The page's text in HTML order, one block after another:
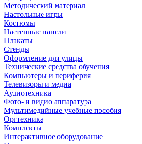
Методический материал
Настольные игры
Костюмы
Настенные панели
Плакаты
Стенды
Оформление для улицы
Технические средства обучения
Компьютеры и периферия
Телевизоры и медиа
Аудиотехника
Фото- и видио аппаратура
Мультимедийные учебные пособия
Оргтехника
Комплекты
Интерактивное оборудование